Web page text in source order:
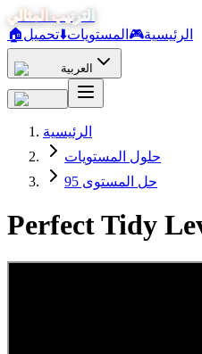
الترتيب المثالي
🏠
الرئيسية🎮 المستويات⬇️تحميل
العربية
الرئيسية
حلول المستويات
حل المستوى 95
Perfect Tidy